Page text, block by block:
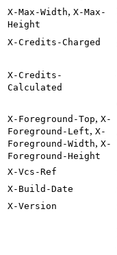
X-Max-Width, X-Max-
Height
X-Credits-Charged
X-Credits-
Calculated
X-Foreground-Top, X-
Foreground-Left, X-
Foreground-Width, X-
Foreground-Height
X-Vcs-Ref
X-Build-Date
X-Version